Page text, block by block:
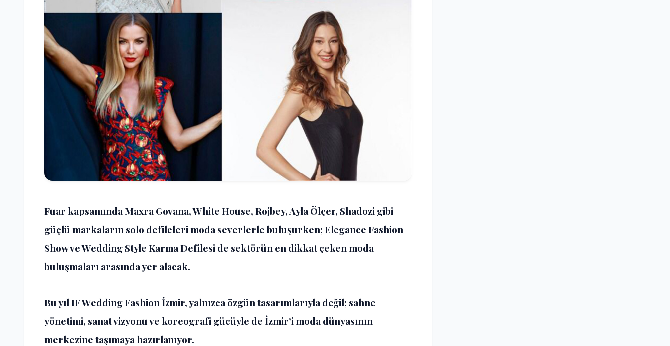
Fuar kapsamında Maxra Govana, White House, Rojbey, Ayla Ölçer, Shadozi gibi
güçlü markaların solo defileleri moda severlerle buluşurken; Elegance Fashion
Show ve Wedding Style Karma Defilesi de sektörün en dikkat çeken moda
buluşmaları arasında yer alacak.
Bu yıl IF Wedding Fashion İzmir, yalnızca özgün tasarımlarıyla değil; sahne
yönetimi, sanat vizyonu ve koreografi gücüyle de İzmir’i moda dünyasının
merkezine taşımaya hazırlanıyor.